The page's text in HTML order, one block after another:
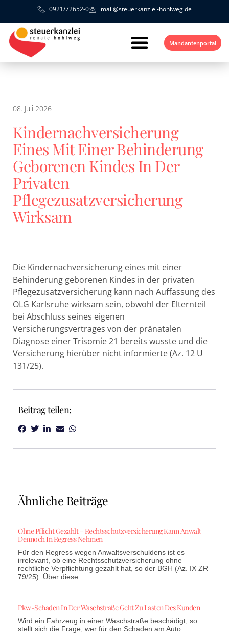
0921/72652-0 mail@steuerkanzlei-hohlweg.de
Mandantenportal
08. Juli 2026
Kindernachversicherung
Eines Mit Einer Behinderung
Geborenen Kindes In Der
Privaten
Pflegezusatzversicherung
Wirksam
Die Kindernachversicherung eines mit einer
Behinderung geborenen Kindes in der privaten
Pflegezusatzversicherung kann nach Auffassung des
OLG Karlsruhe wirksam sein, obwohl der Elternteil
bei Abschluss seines eigenen
Versicherungsvertrages von der pränatalen
Diagnose einer Trisomie 21 bereits wusste und die
Versicherung hierüber nicht informierte (Az. 12 U
131/25).
Beitrag teilen:
Ähnliche Beiträge
Ohne Pflicht Gezahlt – Rechtsschutzversicherung Kann Anwalt
Dennoch In Regress Nehmen
Für den Regress wegen Anwaltsverschuldens ist es
irrelevant, ob eine Rechtsschutzversicherung ohne
rechtliche Verpflichtung gezahlt hat, so der BGH (Az. IX ZR
79/25). Über diese
Pkw-Schaden In Der Waschstraße Geht Zu Lasten Des Kunden
Wird ein Fahrzeug in einer Waschstraße beschädigt, so
stellt sich die Frage, wer für den Schaden am Auto